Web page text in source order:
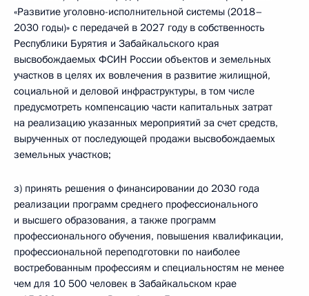
«Развитие уголовно-исполнительной системы (2018–
2030 годы)» с передачей в 2027 году в собственность
Республики Бурятия и Забайкальского края
высвобождаемых ФСИН России объектов и земельных
участков в целях их вовлечения в развитие жилищной,
социальной и деловой инфраструктуры, в том числе
предусмотреть компенсацию части капитальных затрат
на реализацию указанных мероприятий за счет средств,
вырученных от последующей продажи высвобождаемых
земельных участков;
з) принять решения о финансировании до 2030 года
реализации программ среднего профессионального
и высшего образования, а также программ
профессионального обучения, повышения квалификации,
профессиональной переподготовки по наиболее
востребованным профессиям и специальностям не менее
чем для 10 500 человек в Забайкальском крае